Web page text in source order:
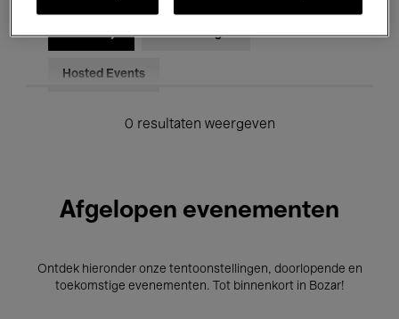
Onderwijs Rondleidingen
Hosted Events
0 resultaten weergeven
Afgelopen evenementen
Ontdek hieronder onze tentoonstellingen, doorlopende en
toekomstige evenementen. Tot binnenkort in Bozar!